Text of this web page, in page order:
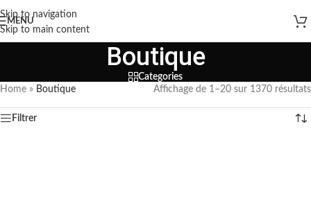
Skip to navigation
Skip to main content
MENU
Boutique
Categories
Home » Boutique Affichage de 1–20 sur 1370 résultats
Filtrer